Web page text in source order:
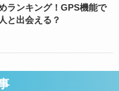
ランキング！GPS機能で
と出会える？